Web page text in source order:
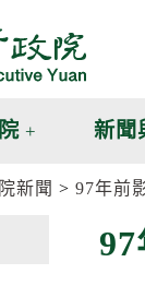
新聞
新聞 97年前